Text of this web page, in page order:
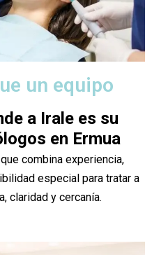
un equipo
a Irale es su
en Ermua
combina experiencia,
especial para tratar a
claridad y cercanía.